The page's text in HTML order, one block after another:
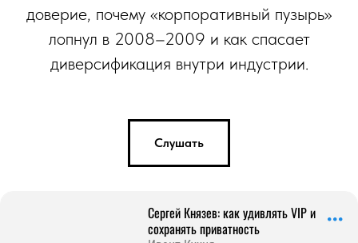
доверие, почему «корпоративный пузырь»
лопнул в 2008–2009 и как спасает
диверсификация внутри индустрии.
Слушать